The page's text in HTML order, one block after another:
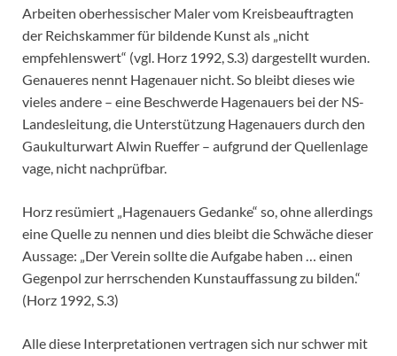
Arbeiten oberhessischer Maler vom Kreisbeauftragten
der Reichskammer für bildende Kunst als „nicht
empfehlenswert“ (vgl. Horz 1992, S.3) dargestellt wurden.
Genaueres nennt Hagenauer nicht. So bleibt dieses wie
vieles andere – eine Beschwerde Hagenauers bei der NS-
Landesleitung, die Unterstützung Hagenauers durch den
Gaukulturwart Alwin Rueffer – aufgrund der Quellenlage
vage, nicht nachprüfbar.
Horz resümiert „Hagenauers Gedanke“ so, ohne allerdings
eine Quelle zu nennen und dies bleibt die Schwäche dieser
Aussage: „Der Verein sollte die Aufgabe haben … einen
Gegenpol zur herrschenden Kunstauffassung zu bilden.“
(Horz 1992, S.3)
Alle diese Interpretationen vertragen sich nur schwer mit